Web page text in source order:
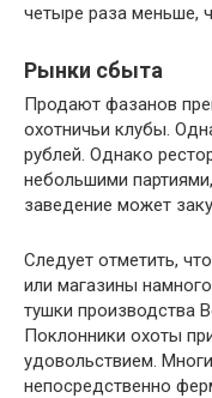
четыре раза меньше,
Рынки сбыта
Продают фазанов
охотничьи клубы.
рублей. Однако
небольшими
заведение может
Следует отметить,
или магазины
тушки производства
Поклонники охоты
удовольствием.
непосредственно